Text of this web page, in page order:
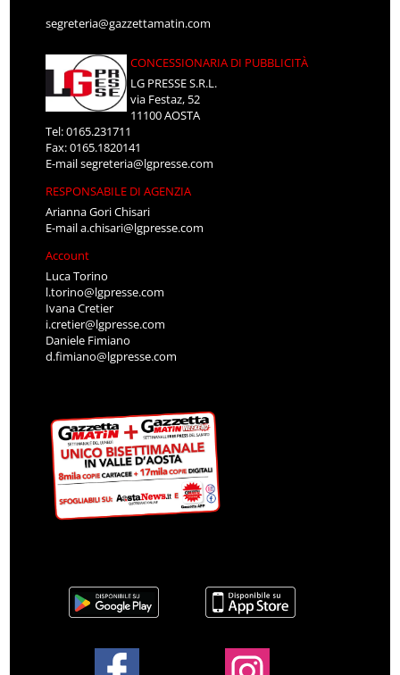
segreteria@gazzettamatin.com
CONCESSIONARIA DI PUBBLICITÀ
LG PRESSE S.R.L.
via Festaz, 52
11100 AOSTA
Tel: 0165.231711
Fax: 0165.1820141
E-mailsegreteria@lgpresse.com
RESPONSABILE DI AGENZIA
Arianna Gori Chisari
E-maila.chisari@lgpresse.com
Account
Luca Torino
l.torino@lgpresse.com
Ivana Cretier
i.cretier@lgpresse.com
Daniele Fimiano
d.fimiano@lgpresse.com